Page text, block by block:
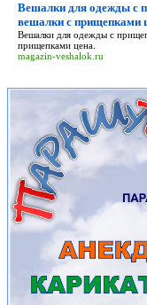
Вешалки для одежды с
вешалки с прищепками
Вешалки для одежды с
прищепками цена.
magazin-veshalok.ru